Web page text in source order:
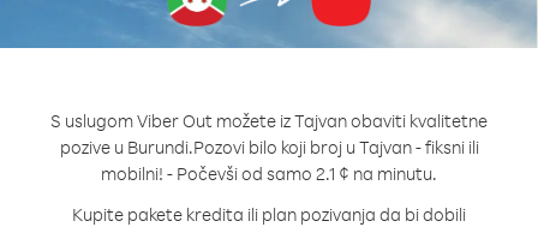
S uslugom Viber Out možete iz Tajvan obaviti kvalitetne
pozive u Burundi.Pozovi bilo koji broj u Tajvan - fiksni ili
mobilni! - Počevši od samo 2.1 ¢ na minutu.
Kupite pakete kredita ili plan pozivanja da bi dobili